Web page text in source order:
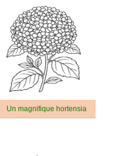
Un magnifique hortensia